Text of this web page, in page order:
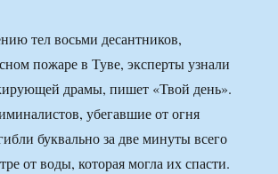
тел восьми десантников,
пожаре в Туве, эксперты узнали
драмы, пишет «Твой день».
убегавшие от огня
буквально за две минуты всего
от воды, которая могла их спасти.